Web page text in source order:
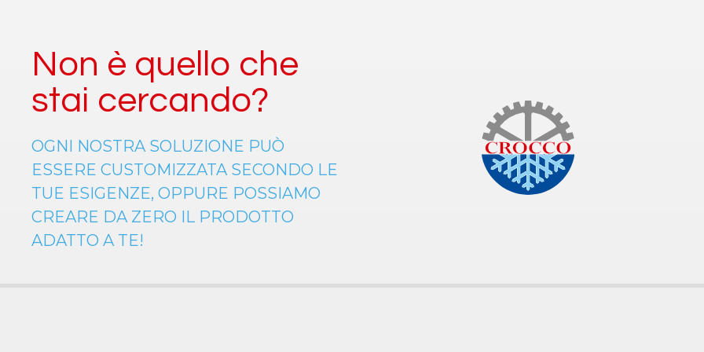
Non è quello che
stai cercando?
OGNI NOSTRA SOLUZIONE PUÒ
ESSERE CUSTOMIZZATA SECONDO LE
TUE ESIGENZE, OPPURE POSSIAMO
CREARE DA ZERO IL PRODOTTO
ADATTO A TE!